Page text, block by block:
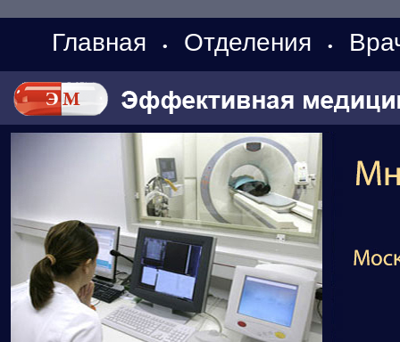
Главная • Отделения •